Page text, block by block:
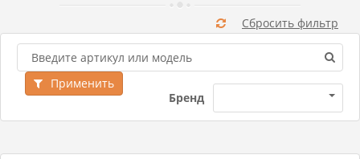
Бренд
Применить
Сбросить фильтр